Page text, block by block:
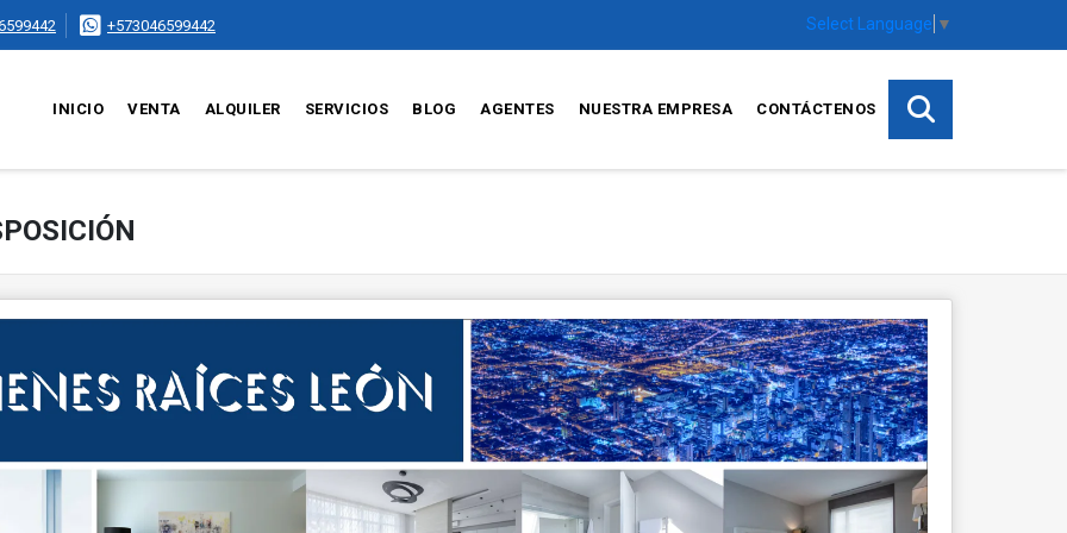
+573046599442 Select Language ▼
INICIO VENTA ALQUILER SERVICIOS BLOG AGENTES NUESTRA EMPRESA CONTÁCTENOS